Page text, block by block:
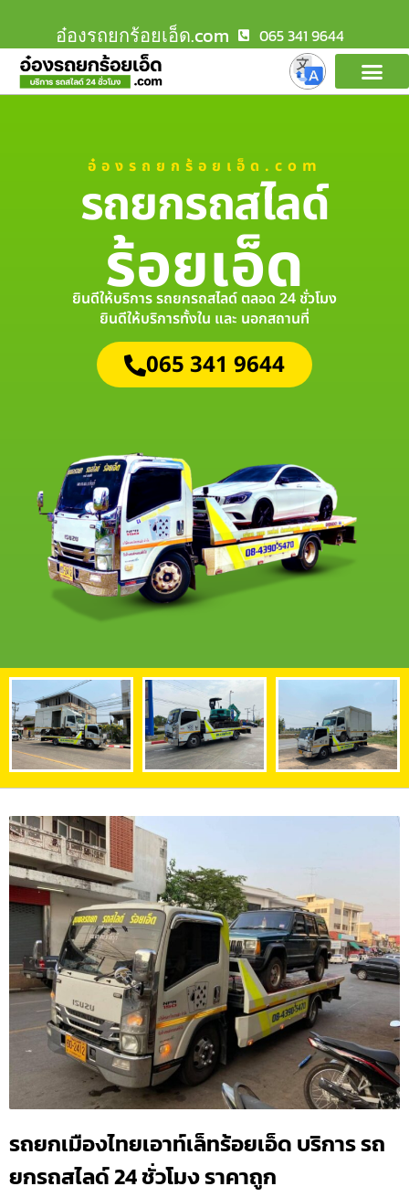
อ๋องรถยกร้อยเอ็ด.com 065 341 9644
อ๋องรถยกร้อยเอ็ด.com
รถยกรถสไลด์
ร้อยเอ็ด
ยินดีให้บริการ รถยกรถสไลด์ ตลอด 24 ชั่วโมง
ยินดีให้บริการทั้งใน และ นอกสถานที่
065 341 9644
รถยกเมืองไทยเอาท์เล็ทร้อยเอ็ด บริการ รถ
ยกรถสไลด์ 24 ชั่วโมง ราคาถูก